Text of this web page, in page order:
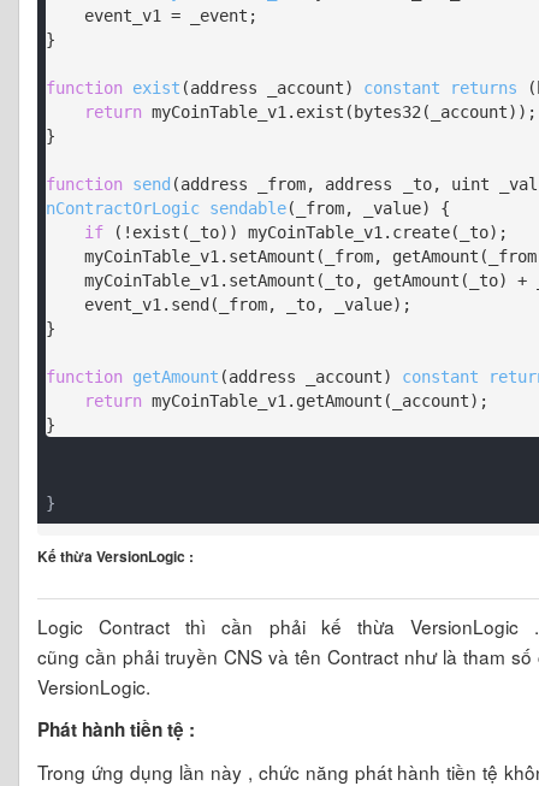
}
function exist (address _account) constant returns (
return myCoinTable_v1.exist(bytes32(_account));
}
function send (address _from, address _to, uint
nContractOrLogic sendable( _from, _value) {
if (!exist(_to)) myCoinTable_v1.create(_to);
    myCoinTable_v1.setAmount(_from, getAmount(_from) - _value);
    myCoinTable_v1.setAmount(_to, getAmount(_to) + _value);
}
function getAmount (address _account) constant
return myCoinTable_v1.getAmount(_account);
}
Kế thừaVersionLogic :
Logic Contract thì cần phải kế thừa
cũng cần phải truyền CNS và tên Contract như là tham
VersionLogic.
Phát hành tiền tệ :
Trong ứng dụng lần này , chức năng phát hành tiền tệ